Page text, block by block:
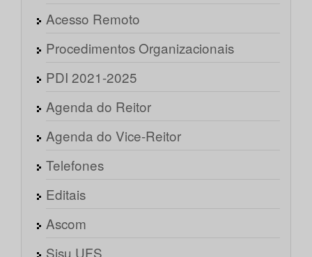
Acesso Remoto
Procedimentos Organizacionais
PDI 2021-2025
Agenda do Reitor
Agenda do Vice-Reitor
Telefones
Editais
Ascom
Sisu UFS